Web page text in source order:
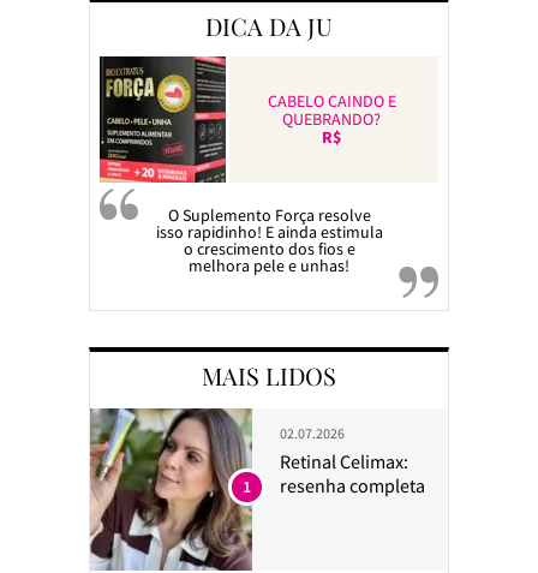
DICA DA JU
CABELO CAINDO E
QUEBRANDO?
R$
O Suplemento Força resolve
isso rapidinho! E ainda estimula
o crescimento dos fios e
melhora pele e unhas!
MAIS LIDOS
02.07.2026
Retinal Celimax:
resenha completa
1